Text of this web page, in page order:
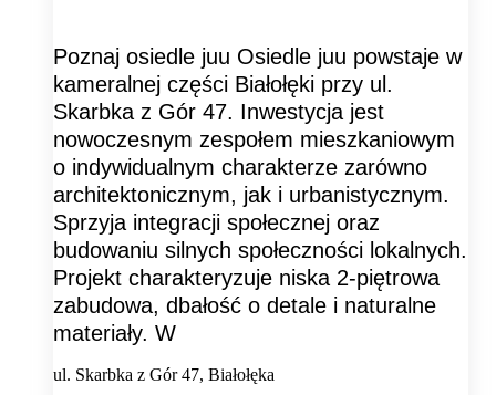
Poznaj osiedle juu Osiedle juu powstaje w
kameralnej części Białołęki przy ul.
Skarbka z Gór 47. Inwestycja jest
nowoczesnym zespołem mieszkaniowym
o indywidualnym charakterze zarówno
architektonicznym, jak i urbanistycznym.
Sprzyja integracji społecznej oraz
budowaniu silnych społeczności lokalnych.
Projekt charakteryzuje niska 2-piętrowa
zabudowa, dbałość o detale i naturalne
materiały. W
ul. Skarbka z Gór 47, Białołęka